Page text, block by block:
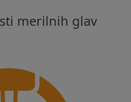
merilnih glav